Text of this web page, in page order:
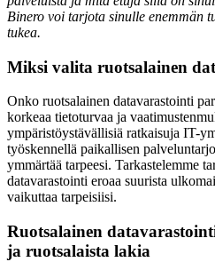
Binero voi tarjota sinulle enemmän
tukea.
Miksi valita ruotsalainen
Onko ruotsalainen datavarastointi
korkeaa tietoturvaa ja
ympäristöystävällisiä ratkaisuja IT-
työskennellä paikallisen
ymmärtää tarpeesi. Tarkastelemme
datavarastointi eroaa suurista
vaikuttaa tarpeisiisi.
Ruotsalainen
ja ruotsalaista lakia